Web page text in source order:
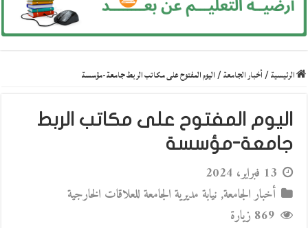
الرئيسية/أخبار الجامعة/اليوم المفتوح على مكاتب الربط جامعة-مؤسسة
اليوم المفتوح على مكاتب الربط
جامعة-مؤسسة
13 فبراير، 2024
أخبار الجامعة, نيابة مديرية الجامعة للعلاقات الخارجية
869 زيارة